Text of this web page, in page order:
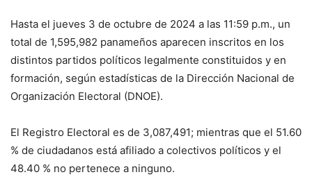
Hasta el jueves 3 de octubre de 2024 a las 11:59 p.m., un
total de 1,595,982 panameños aparecen inscritos en los
distintos partidos políticos legalmente constituidos y en
formación, según estadísticas de la Dirección Nacional de
Organización Electoral (DNOE).
El Registro Electoral es de 3,087,491; mientras que el 51.60
% de ciudadanos está afiliado a colectivos políticos y el
48.40 % no pertenece a ninguno.